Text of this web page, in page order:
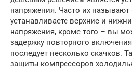
напряжения. Часто их называют
устанавливаете верхние и
напряжения, кроме того – вы
задержку повторного
последует несколько скачков.
защиты компрессоров